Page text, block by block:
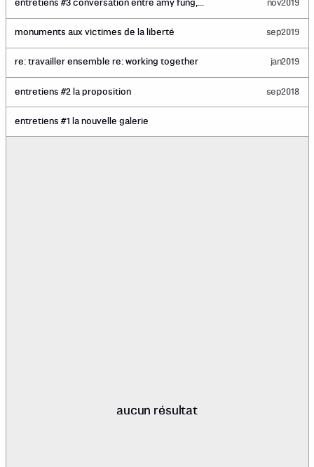
entretiens #3 conversation entre amy fung,
perpetual guest
nov2019
monuments aux victimes de la liberté sep2019
re: travailler ensemble re: working together jan2019
entretiens #2 la proposition sep2018
entretiens #1 la nouvelle galerie
aucun résultat